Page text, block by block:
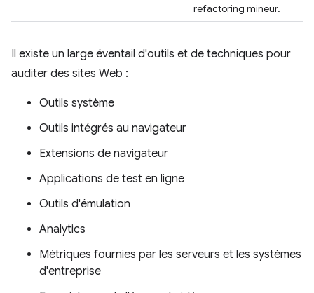
refactoring mineur.
Il existe un large éventail d'outils et de techniques pour
auditer des sites Web :
Outils système
Outils intégrés au navigateur
Extensions de navigateur
Applications de test en ligne
Outils d'émulation
Analytics
Métriques fournies par les serveurs et les systèmes
d'entreprise